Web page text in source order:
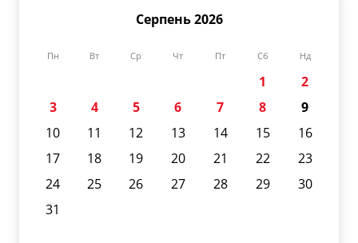
Серпень 2026
Пн Вт Ср Чт Пт Сб Нд
1
2
3
4 5 6 7 8
9
10
11 12 13 14 15
16
17
18 19 20 21 22
23
24
25 26 27 28 29
30
31